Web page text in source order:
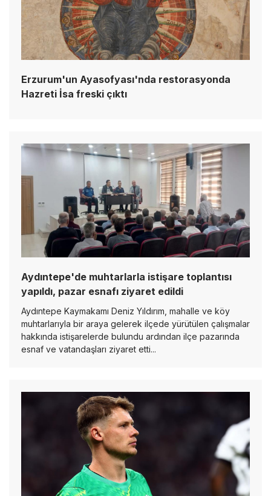
Erzurum'un Ayasofyası'nda restorasyonda
Hazreti İsa freski çıktı
Aydıntepe'de muhtarlarla istişare toplantısı
yapıldı, pazar esnafı ziyaret edildi
Aydıntepe Kaymakamı Deniz Yıldırım, mahalle ve köy
muhtarlarıyla bir araya gelerek ilçede yürütülen çalışmalar
hakkında istişarelerde bulundu ardından ilçe pazarında
esnaf ve vatandaşları ziyaret etti...